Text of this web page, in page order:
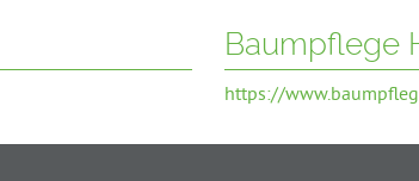
Baumpflege
https://